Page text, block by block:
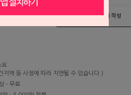
및 교환/반품안내 상품후기 및 평가서 작성
요
역 등 사정에 따라 지연될 수 있습니다.)
- 무료